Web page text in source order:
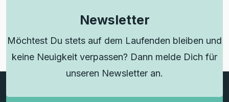
Newsletter
Möchtest Du stets auf dem Laufenden bleiben und
keine Neuigkeit verpassen? Dann melde Dich für
unseren Newsletter an.